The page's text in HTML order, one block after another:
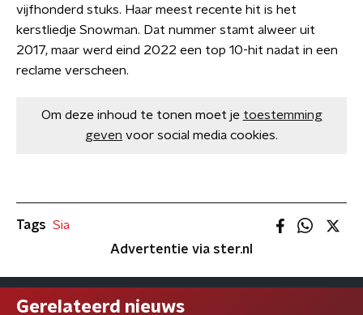
vijfhonderd stuks. Haar meest recente hit is het
kerstliedje Snowman. Dat nummer stamt alweer uit
2017, maar werd eind 2022 een top 10-hit nadat in een
reclame verscheen.
Om deze inhoud te tonen moet je toestemming
geven voor social media cookies.
Tags Sia
Advertentie via ster.nl
Gerelateerd nieuws